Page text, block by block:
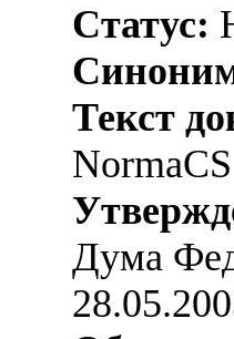
Статус:
Текст
NormaCS
Дума